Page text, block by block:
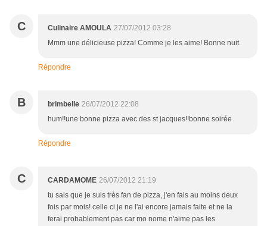
C Culinaire AMOULA 27/07/2012 03:28
Mmm une délicieuse pizza! Comme je les aime! Bonne nuit.
Répondre
B brimbelle 26/07/2012 22:08
hum!!une bonne pizza avec des st jacques!!bonne soirée
Répondre
C CARDAMOME 26/07/2012 21:19
tu sais que je suis très fan de pizza, j'en fais au moins deux
fois par mois! celle ci je ne l'ai encore jamais faite et ne la
ferai probablement pas car mo nome n'aime pas les